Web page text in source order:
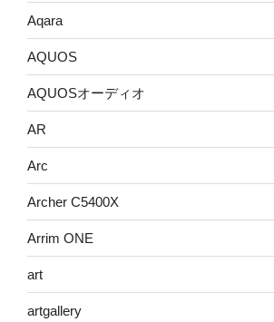
Aqara
AQUOS
AQUOSオーディオ
AR
Arc
Archer C5400X
Arrim ONE
art
artgallery